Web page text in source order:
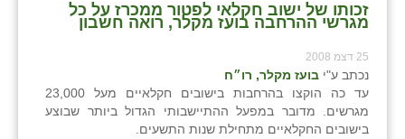
זכותו של ישוב חקלאי לפטור ממכרז על כל
מגרשי ההרחבה בועז מקלר, רואה חשבון
25 דצמ 2008
נכתב ע"י בועז מקלר, רו״ח
עד כה הוקצו בהרחבות בישובים חקלאיים מעל 23,000
מגרשים. מדובר במפעל ההתיישבותי הגדול ביותר שבוצע
בישובים החקלאיים מתחילת שנות התשעים.
רמת הדר